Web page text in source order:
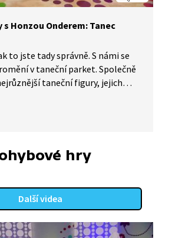
Honzou Onderem: Tanec
to jste tady správně. S námi se
v taneční parket. Společně
taneční figury, jejich
z vás krále či královnu
se tančí Tanec houbařů.
hry
Další videa